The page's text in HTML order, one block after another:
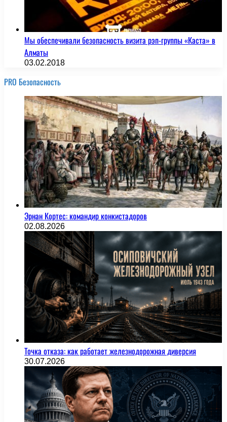
Мы обеспечивали безопасность визита рэп-группы «Каста» в
Алматы
03.02.2018
PRO Безопасность
Эрнан Кортес: командир конкистадоров
02.08.2026
Точка отказа: как работает железнодорожная диверсия
30.07.2026